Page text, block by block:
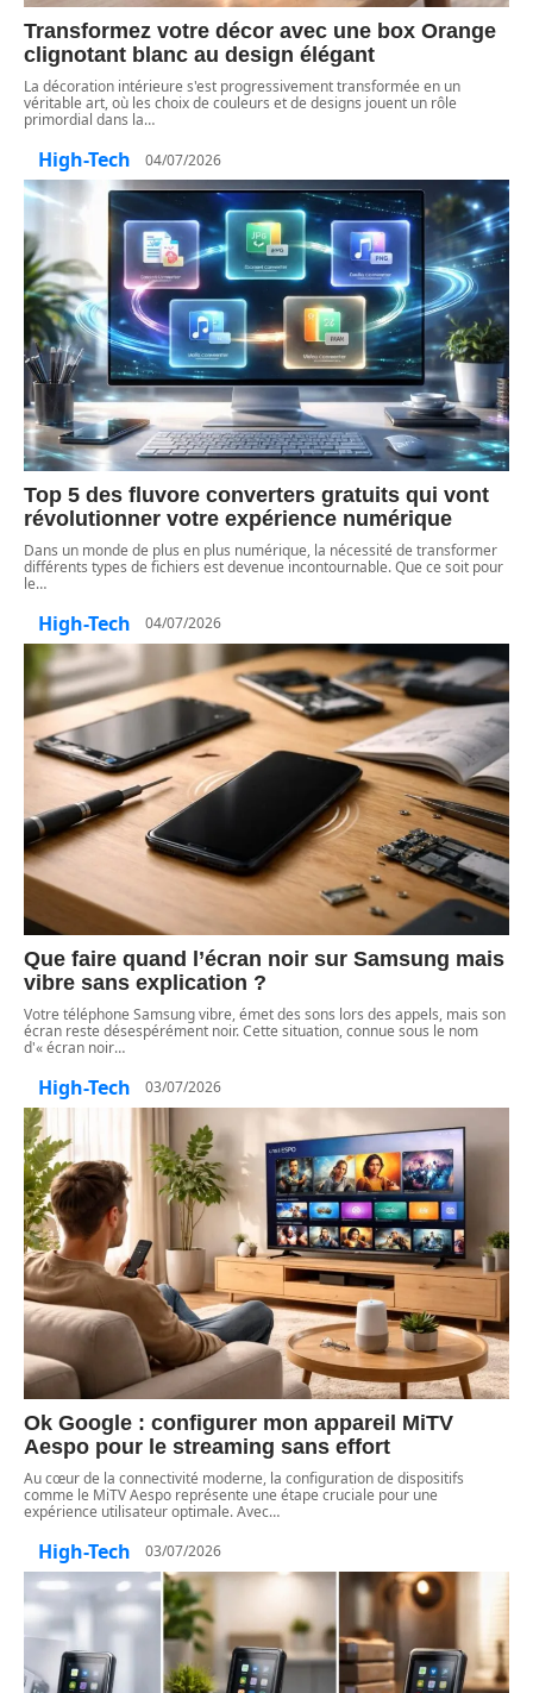
Transformez votre décor avec une box Orange
clignotant blanc au design élégant
La décoration intérieure s'est progressivement transformée en un
véritable art, où les choix de couleurs et de designs jouent un rôle
primordial dans la…
High-Tech 04/07/2026
Top 5 des fluvore converters gratuits qui vont
révolutionner votre expérience numérique
Dans un monde de plus en plus numérique, la nécessité de transformer
différents types de fichiers est devenue incontournable. Que ce soit pour
le…
High-Tech 04/07/2026
Que faire quand l’écran noir sur Samsung mais
vibre sans explication ?
Votre téléphone Samsung vibre, émet des sons lors des appels, mais son
écran reste désespérément noir. Cette situation, connue sous le nom
d'« écran noir…
High-Tech 03/07/2026
Ok Google : configurer mon appareil MiTV
Aespo pour le streaming sans effort
Au cœur de la connectivité moderne, la configuration de dispositifs
comme le MiTV Aespo représente une étape cruciale pour une
expérience utilisateur optimale. Avec…
High-Tech 03/07/2026